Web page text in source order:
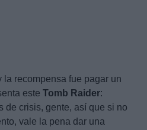
la recompensa fue pagar un
este Tomb Raider:
de crisis, gente, así que si no
vale la pena dar una